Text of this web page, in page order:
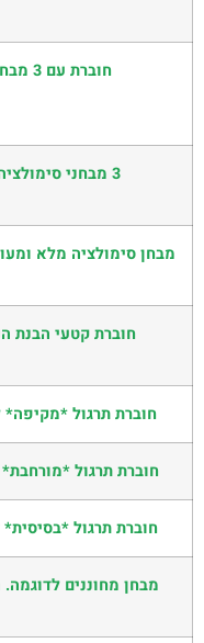
3 מבחני
מבחן סימולציה מלא
חוברת קטעי הבנת
חוברת תרגול *מקיפה*
חוברת תרגול *מורחבת*
חוברת תרגול *בסיסית*
מבחן מחוננים